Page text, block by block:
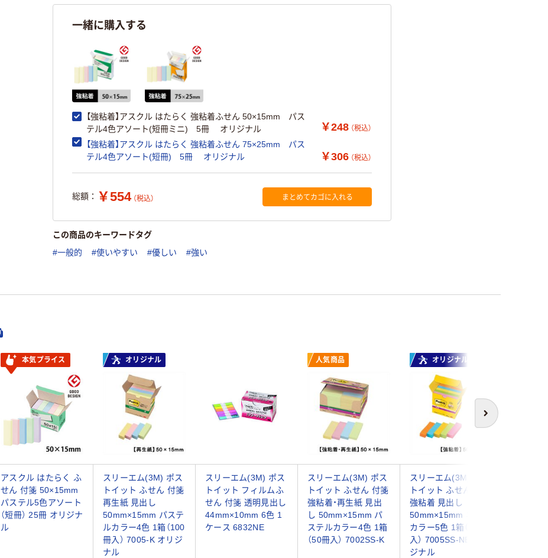
一緒に購入する
【強粘着】アスクル はたらく 強粘着ふせん 50×15mm パス
テル4色アソート(短冊ミニ) 5冊 オリジナル
￥248 （税込）
【強粘着】アスクル はたらく 強粘着ふせん 75×25mm パス
テル4色アソート(短冊) 5冊 オリジナル
￥306 （税込）
総額： ￥554 （税込） まとめてカゴに入れる
この商品のキーワードタグ
#一般的 #使いやすい #優しい #強い
次へ
本気プライス オリジナル 人気商品 オリジナル
アスクル はたらく ふ
せん 付箋 50×15mm
パステル5色アソート
（短冊） 25冊 オリジナ
ル
スリーエム(3M) ポス
トイット ふせん 付箋
再生紙 見出し
50mm×15mm パステ
ルカラー4色 1箱（100
冊入） 7005-K オリジ
ナル
スリーエム(3M) ポス
トイット フィルムふ
せん 付箋 透明見出し
44mm×10mm 6色 1
ケース 6832NE
スリーエム(3M) ポス
トイット ふせん 付箋
強粘着・再生紙 見出
し 50mm×15mm パ
ステルカラー4色 1箱
（50冊入） 7002SS-K
スリーエム(3M) ポス
トイット ふせん 付箋
強粘着 見出し
50mm×15mm ネオン
カラー5色 1箱（100冊
入） 7005SS-NE オリ
ジナル